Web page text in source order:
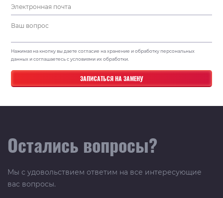
Нажимая на кнопку вы даете согласие на хранение и обработку персональных
данных и соглашаетесь с условиями их обработки.
Остались вопросы?
Мы с удовольствием ответим на все интересующие
вас вопросы.